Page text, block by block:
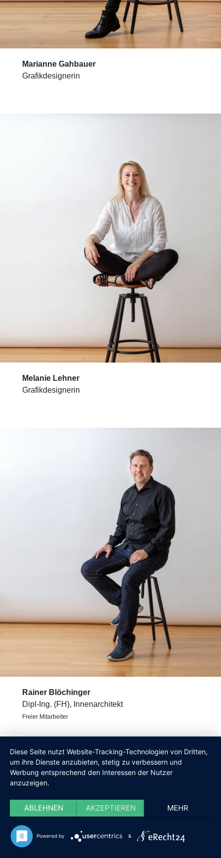
Marianne Gahbauer
Grafikdesignerin
Melanie Lehner
Grafikdesignerin
Rainer Blöchinger
Dipl-Ing. (FH), Innenarchitekt
Freier Mitarbeiter
Diese Seite nutzt Website-Tracking-Technologien von Dritten,
um ihre Dienste anzubieten, stetig zu verbessern und
Werbung entsprechend den Interessen der Nutzer
anzuzeigen.
ABLEHNEN AKZEPTIEREN MEHR
Powered by &